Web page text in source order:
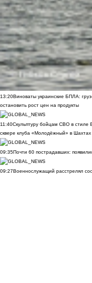
13:20Виноваты украинские БПЛА:
остановить рост цен на продукты
11:40Скульптуру бойцам СВО в стиле
сквере клуба «Молодёжный» в Шахтах
09:35Почти 60 пострадавших:
09:27Военнослужащий расстрелял